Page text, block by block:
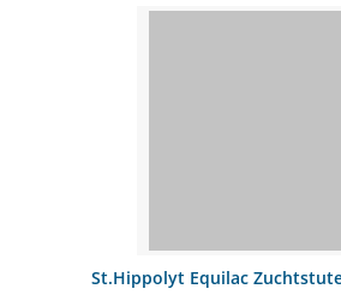
St.Hippolyt Equilac